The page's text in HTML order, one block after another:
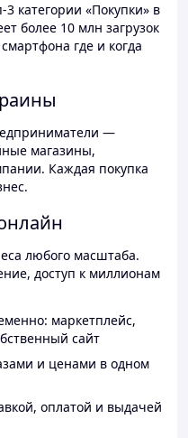
категории «Покупки» в
более 10 млн загрузок
где и когда
—
магазины,
Каждая покупка
любого масштаба.
доступ к миллионам
маркетплейс,
сайт
и ценами в одном
оплатой и выдачей